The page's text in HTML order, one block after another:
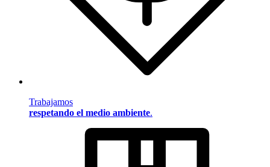
Trabajamos
respetando el medio ambiente.